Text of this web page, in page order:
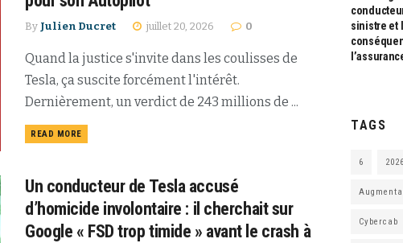
By Julien Ducret juillet 20, 2026 0
Quand la justice s'invite dans les coulisses de
Tesla, ça suscite forcément l'intérêt.
Dernièrement, un verdict de 243 millions de ...
READ MORE
Un conducteur de Tesla accusé
d’homicide involontaire : il cherchait sur
Google « FSD trop timide » avant le crash à
sinistre et
TAGS
6 2026
Cybercab